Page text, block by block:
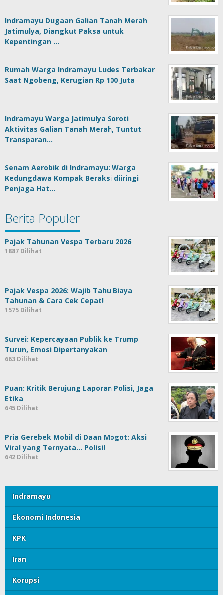
Indramayu Dugaan Galian Tanah Merah
Jatimulya, Diangkut Paksa untuk
Kepentingan …
Rumah Warga Indramayu Ludes Terbakar
Saat Ngobeng, Kerugian Rp 100 Juta
Indramayu Warga Jatimulya Soroti
Aktivitas Galian Tanah Merah, Tuntut
Transparan…
Senam Aerobik di Indramayu: Warga
Kedungdawa Kompak Beraksi diiringi
Penjaga Hat…
Berita Populer
Pajak Tahunan Vespa Terbaru 2026
1887 Dilihat
Pajak Vespa 2026: Wajib Tahu Biaya
Tahunan & Cara Cek Cepat!
1575 Dilihat
Survei: Kepercayaan Publik ke Trump
Turun, Emosi Dipertanyakan
663 Dilihat
Puan: Kritik Berujung Laporan Polisi, Jaga
Etika
645 Dilihat
Pria Gerebek Mobil di Daan Mogot: Aksi
Viral yang Ternyata… Polisi!
642 Dilihat
Indramayu
Ekonomi Indonesia
KPK
Iran
Korupsi